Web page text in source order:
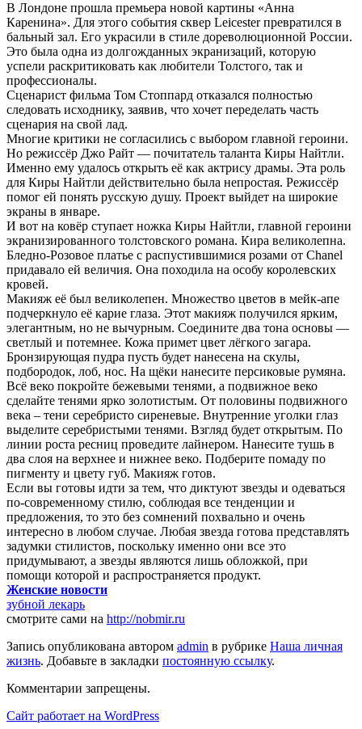
В Лондоне прошла премьера новой картины «Анна
Каренина». Для этого события сквер Leicester превратился в
бальный зал. Его украсили в стиле дореволюционной России.
Это была одна из долгожданных экранизаций, которую
успели раскритиковать как любители Толстого, так и
профессионалы.
Сценарист фильма Том Стоппард отказался полностью
следовать исходнику, заявив, что хочет переделать часть
сценария на свой лад.
Многие критики не согласились с выбором главной героини.
Но режиссёр Джо Райт — почитатель таланта Киры Найтли.
Именно ему удалось открыть её как актрису драмы. Эта роль
для Киры Найтли действительно была непростая. Режиссёр
помог ей понять русскую душу. Проект выйдет на широкие
экраны в январе.
И вот на ковёр ступает ножка Киры Найтли, главной героини
экранизированного толстовского романа. Кира великолепна.
Бледно-Розовое платье с распустившимися розами от Chanel
придавало ей величия. Она походила на особу королевских
кровей.
Макияж её был великолепен. Множество цветов в мейк-апе
подчеркнуло её карие глаза. Этот макияж получился ярким,
элегантным, но не вычурным. Соедините два тона основы —
светлый и потемнее. Кожа примет цвет лёгкого загара.
Бронзирующая пудра пусть будет нанесена на скулы,
подбородок, лоб, нос. На щёки нанесите персиковые румяна.
Всё веко покройте бежевыми тенями, а подвижное веко
сделайте тенями ярко золотистым. От половины подвижного
века – тени серебристо сиреневые. Внутренние уголки глаз
выделите серебристыми тенями. Взгляд будет открытым. По
линии роста ресниц проведите лайнером. Нанесите тушь в
два слоя на верхнее и нижнее веко. Подберите помаду по
пигменту и цвету губ. Макияж готов.
Если вы готовы идти за тем, что диктуют звезды и одеваться
по-современному стилю, соблюдая все тенденции и
предложения, то это без сомнений похвально и очень
интересно в любом случае. Любая звезда готова представлять
задумки стилистов, поскольку именно они все это
придумывают, а звезды являются лишь обложкой, при
помощи которой и распространяется продукт.
Женские новости
зубной лекарь
смотрите сами на http://nobmir.ru
Запись опубликована автором admin в рубрике Наша личная
жизнь. Добавьте в закладки постоянную ссылку.
Комментарии запрещены.
Сайт работает на WordPress